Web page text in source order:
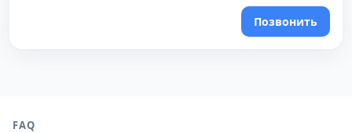
Позвонить
FAQ